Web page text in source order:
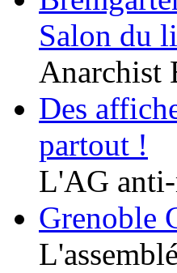
Salon du
Anarchist
Des
partout !
L'AG
Grenoble